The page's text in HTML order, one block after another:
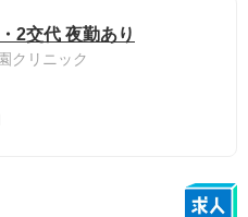
2交代 夜勤あり
クリニック